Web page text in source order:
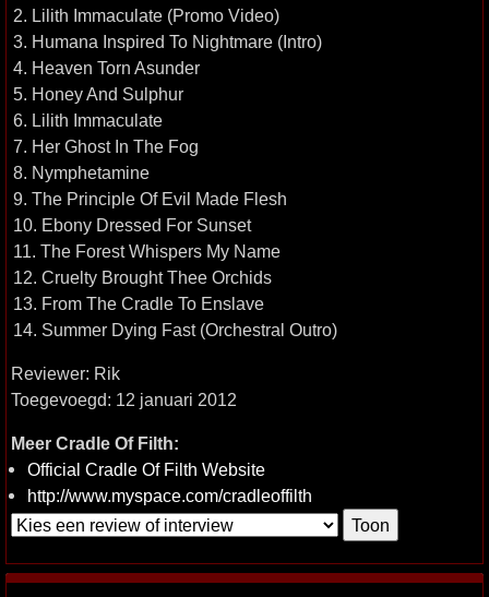
2. Lilith Immaculate (Promo Video)
3. Humana Inspired To Nightmare (Intro)
4. Heaven Torn Asunder
5. Honey And Sulphur
6. Lilith Immaculate
7. Her Ghost In The Fog
8. Nymphetamine
9. The Principle Of Evil Made Flesh
10. Ebony Dressed For Sunset
11. The Forest Whispers My Name
12. Cruelty Brought Thee Orchids
13. From The Cradle To Enslave
14. Summer Dying Fast (Orchestral Outro)
Reviewer: Rik
Toegevoegd: 12 januari 2012
Meer Cradle Of Filth:
Official Cradle Of Filth Website
http://www.myspace.com/cradleoffilth